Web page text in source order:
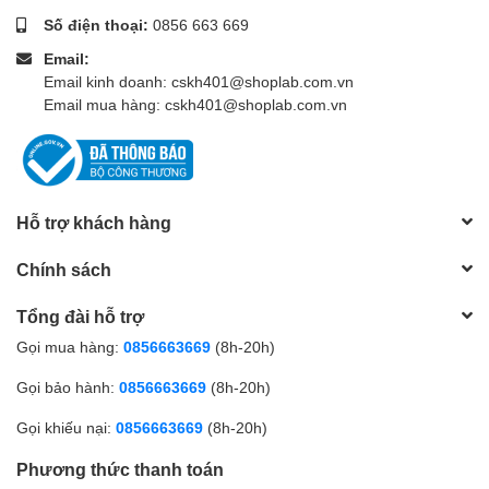
Số điện thoại: 0856 663 669
Email:
Email kinh doanh: cskh401@shoplab.com.vn
Email mua hàng: cskh401@shoplab.com.vn
Hỗ trợ khách hàng
Chính sách
Tổng đài hỗ trợ
Gọi mua hàng: 0856663669 (8h-20h)
Gọi bảo hành: 0856663669 (8h-20h)
Gọi khiếu nại: 0856663669 (8h-20h)
Phương thức thanh toán